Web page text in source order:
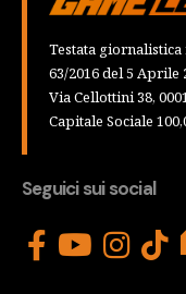
Testata
63/2016 del 5 Aprile
Via Cellottini 38,
Capitale Sociale
Seguici sui social